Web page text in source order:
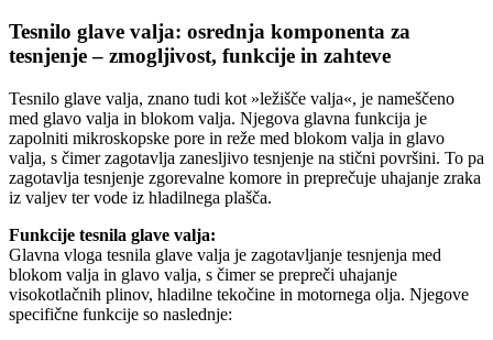
Tesnilo glave valja: osrednja komponenta za
tesnjenje – zmogljivost, funkcije in zahteve
Tesnilo glave valja, znano tudi kot »ležišče valja«, je nameščeno
med glavo valja in blokom valja. Njegova glavna funkcija je
zapolniti mikroskopske pore in reže med blokom valja in glavo
valja, s čimer zagotavlja zanesljivo tesnjenje na stični površini. To pa
zagotavlja tesnjenje zgorevalne komore in preprečuje uhajanje zraka
iz valjev ter vode iz hladilnega plašča.
Funkcije tesnila glave valja:
Glavna vloga tesnila glave valja je zagotavljanje tesnjenja med
blokom valja in glavo valja, s čimer se prepreči uhajanje
visokotlačnih plinov, hladilne tekočine in motornega olja. Njegove
specifične funkcije so naslednje: